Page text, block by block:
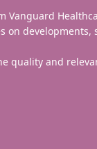
Vanguard
on developments,
quality and